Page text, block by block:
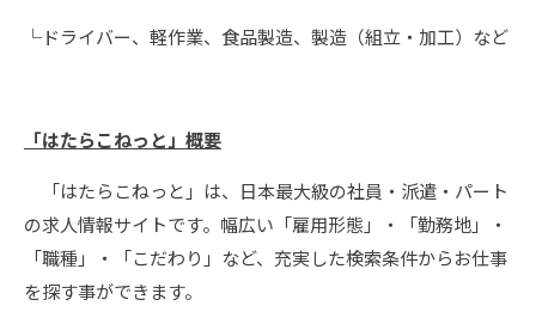
└ドライバー、軽作業、食品製造、製造（組立・加工）など
「はたらこねっと」概要
「はたらこねっと」は、日本最大級の社員・派遣・パート
の求⼈情報サイトです。幅広い「雇⽤形態」・「勤務地」・
「職種」・「こだわり」など、充実した検索条件からお仕事
を探す事ができます。